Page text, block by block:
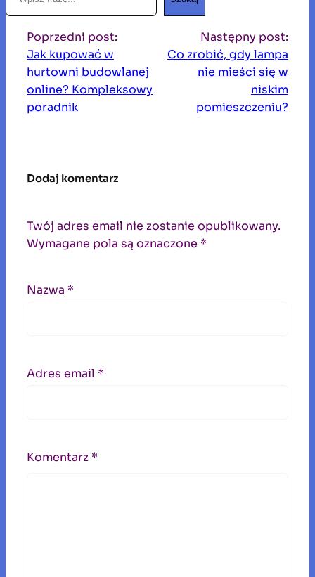
Poprzedni post:
Jak kupować w
hurtowni budowlanej
online? Kompleksowy
poradnik
Następny post:
Co zrobić, gdy lampa
nie mieści się w
niskim
pomieszczeniu?
Dodaj komentarz
Twój adres email nie zostanie opublikowany.
Wymagane pola są oznaczone *
Nazwa *
Adres email *
Komentarz *